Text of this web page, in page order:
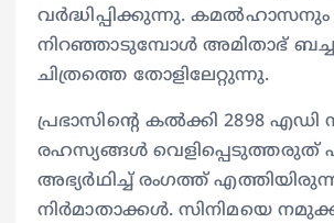
വര്‍ദ്ധിപ്പിക്കുന്നു. കമല്‍ഹാസനും
നിറഞ്ഞാടുമ്പോള്‍ അമിതാഭ്
ചിത്രത്തെ തോളിലേറ്റുന്നു.
പ്രഭാസിന്റെ കല്‍ക്കി 2898 എഡി
രഹസ്യങ്ങള്‍ വെളിപ്പെടുത്തരുത്
അഭ്യര്‍ഥിച്ച് രംഗത്ത്
നിര്‍മാതാക്കള്‍. സിനിമയെ